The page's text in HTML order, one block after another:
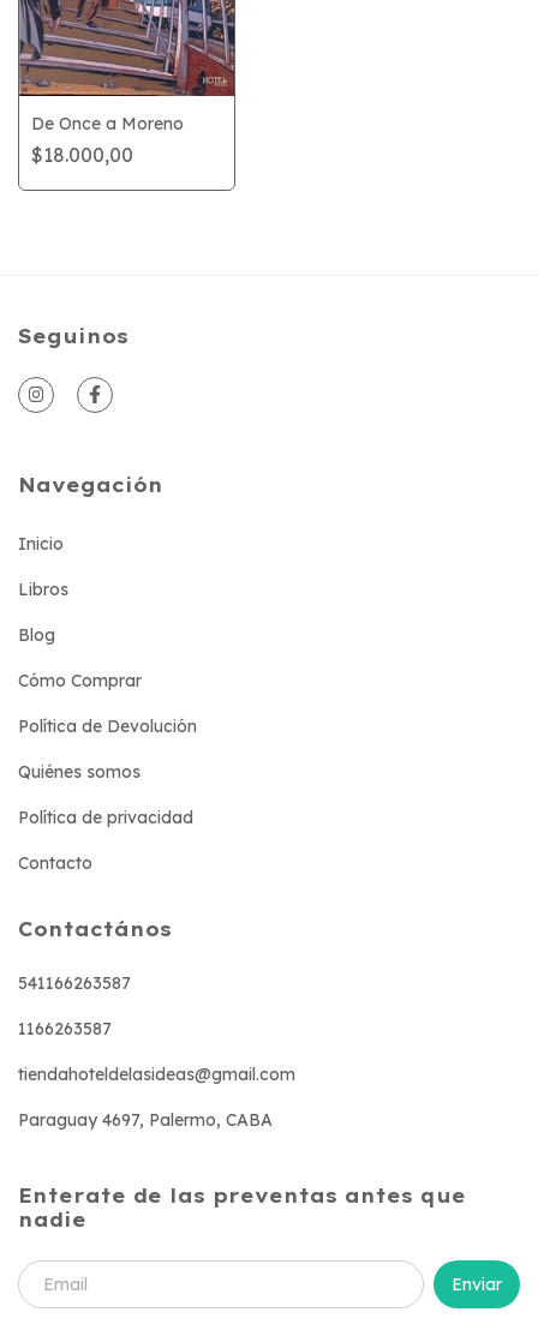
De Once a Moreno
$18.000,00
Seguinos
Navegación
Inicio
Libros
Blog
Cómo Comprar
Política de Devolución
Quiénes somos
Política de privacidad
Contacto
Contactános
541166263587
1166263587
tiendahoteldelasideas@gmail.com
Paraguay 4697, Palermo, CABA
Enterate de las preventas antes que
nadie